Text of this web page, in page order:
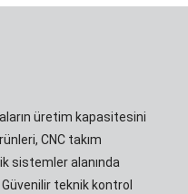
üretim kapasitesini
CNC takım
sistemler alanında
teknik kontrol